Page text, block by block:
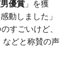
優賞 」を獲
動しました」
すごいけど、
どと称賛の声